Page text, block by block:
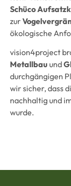
Schüco
zur
ökologische
vision4project
Metallbau und
durchgängigen
wir sicher, dass
nachhaltig und
wurde.